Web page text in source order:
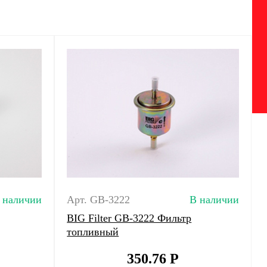
Арт. GB-3222
В наличии
BIG Filter GB-3222 Фильтр
топливный
350.76Р